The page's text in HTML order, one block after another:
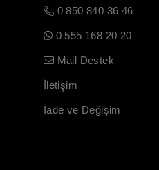
0 850 840 36 46
0 555 168 20 20
Mail Destek
İletişim
İade ve Değişim